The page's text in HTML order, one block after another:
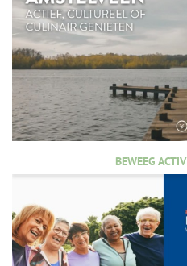
BEWEEG